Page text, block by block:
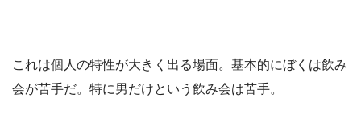
これは個人の特性が大きく出る場面。基本的にぼくは飲み
会が苦手だ。特に男だけという飲み会は苦手。